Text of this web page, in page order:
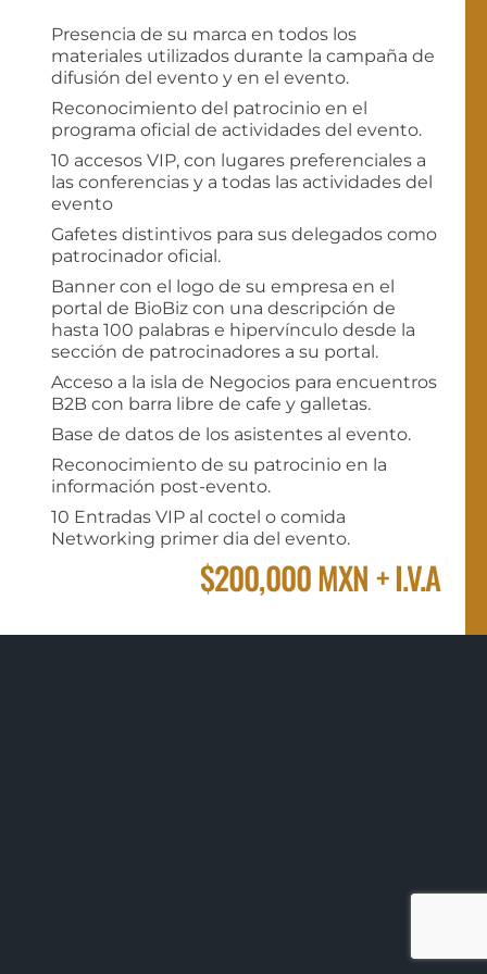
Presencia de su marca en todos los
materiales utilizados durante la campaña de
difusión del evento y en el evento.
Reconocimiento del patrocinio en el
programa oficial de actividades del evento.
10 accesos VIP, con lugares preferenciales a
las conferencias y a todas las actividades del
evento
Gafetes distintivos para sus delegados como
patrocinador oficial.
Banner con el logo de su empresa en el
portal de BioBiz con una descripción de
hasta 100 palabras e hipervínculo desde la
sección de patrocinadores a su portal.
Acceso a la isla de Negocios para encuentros
B2B con barra libre de cafe y galletas.
Base de datos de los asistentes al evento.
Reconocimiento de su patrocinio en la
información post-evento.
10 Entradas VIP al coctel o comida
Networking primer dia del evento.
$200,000 MXN + I.V.A